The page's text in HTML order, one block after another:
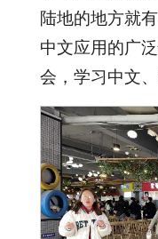
陆地的地方就
中文应用的广
会，学习中文